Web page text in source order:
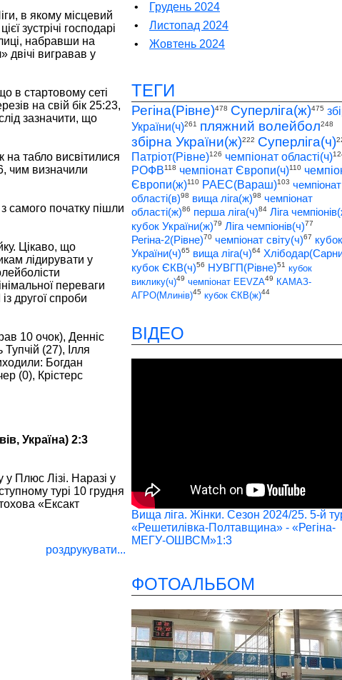
в якому місцевий
зустрічі господарі
набравши на
двічі вигравав у
в стартовому сеті
на свій бік 25:23,
зазначити, що
на табло висвітилися
чим визначили
самого початку пішли
Цікаво, що
лідирувати у
переваги
другої спроби
10 очок), Денніс
(27), Ілля
Богдан
(0), Крістерс
Україна) 2:3
Плюс Лізі. Наразі у
турі 10 грудня
«Ексакт
роздрукувати...
•
Грудень 2024
•
Листопад 2024
•
Жовтень 2024
ТЕГИ
Регіна(Рівне)478 Суперліга(ж)475
України(ч)261 пляжний волейбол248
збірна України(ж)222 Суперліга(ч)
Патріот(Рівне)126 чемпіонат області(ч)
РОФВ118 чемпіонат Європи(ч)110
Європи(ж)110 РАЕС(Вараш)103 чемпіонат
області(в)98 вища ліга(ж)98 чемпіонат
області(ж)86 перша ліга(ч)84 Ліга
кубок України(ж)79 Ліга чемпіонів(ч)77
Регіна-2(Рівне)70 чемпіонат світу(ч)67 кубок
України(ч)65 вища ліга(ч)64
кубок ЄКВ(ч)56 НУВГП(Рівне)51 кубок
виклику(ч)49 чемпіонат EEVZA49
КАМАЗ-
АГРО(Млинів)45 кубок ЄКВ(ж)44
ВІДЕО
Вища ліга. Жінки. Сезон 2024/25. 5-й
«Решетилівка-Полтавщина» - «Регіна-
МЕГУ-ОШВСМ»1:3
ФОТОАЛЬБОМ